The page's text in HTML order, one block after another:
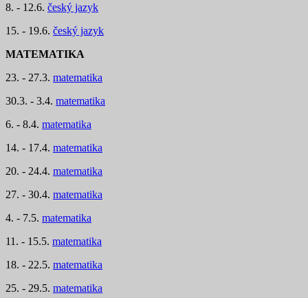
8. - 12.6. český jazyk
15. - 19.6. český jazyk
MATEMATIKA
23. - 27.3. matematika
30.3. - 3.4. matematika
6. - 8.4. matematika
14. - 17.4. matematika
20. - 24.4. matematika
27. - 30.4. matematika
4. - 7.5. matematika
11. - 15.5. matematika
18. - 22.5. matematika
25. - 29.5. matematika